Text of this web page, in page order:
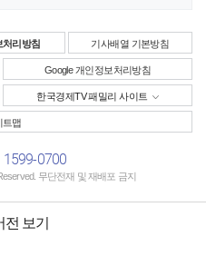
리방침 기사배열 기본방침
Google 개인정보처리방침
한국경제TV 패밀리 사이트
트맵
1599-0700
무단전재 및 재배포 금지
전 보기